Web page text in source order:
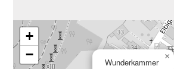
Wunderkammer
×
+
−